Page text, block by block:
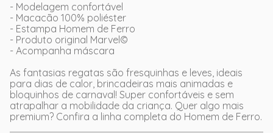
- Modelagem confortável
- Macacão 100% poliéster
- Estampa Homem de Ferro
- Produto original Marvel©
- Acompanha máscara
As fantasias regatas são fresquinhas e leves, ideais
para dias de calor, brincadeiras mais animadas e
bloquinhos de carnaval! Super confortáveis e sem
atrapalhar a mobilidade da criança. Quer algo mais
premium? Confira a linha completa do Homem de Ferro.